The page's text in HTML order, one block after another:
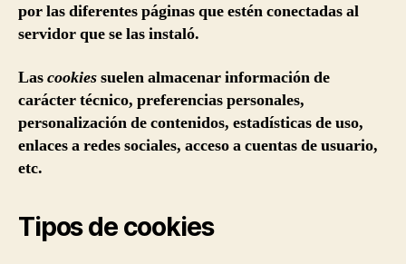
por las diferentes páginas que estén conectadas al
servidor que se las instaló.
Lascookiessuelen almacenar información de
carácter técnico, preferencias personales,
personalización de contenidos, estadísticas de uso,
enlaces a redes sociales, acceso a cuentas de usuario,
etc.
Tipos de cookies